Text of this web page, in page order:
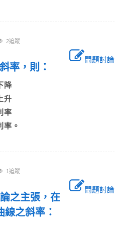
2追蹤
問題討論
率，則：
降
升
率
率。
1追蹤
問題討論
之主張，在
線之斜率：